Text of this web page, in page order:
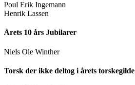
Poul Erik Ingemann
Henrik Lassen
Årets 10 års Jubilarer
Niels Ole Winther
Torsk der ikke deltog i årets torskegilde